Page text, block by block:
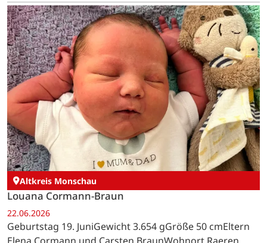
Altkreis Monschau
Louana Cormann-Braun
22.06.2026
Geburtstag 19. JuniGewicht 3.654 gGröße 50 cmEltern